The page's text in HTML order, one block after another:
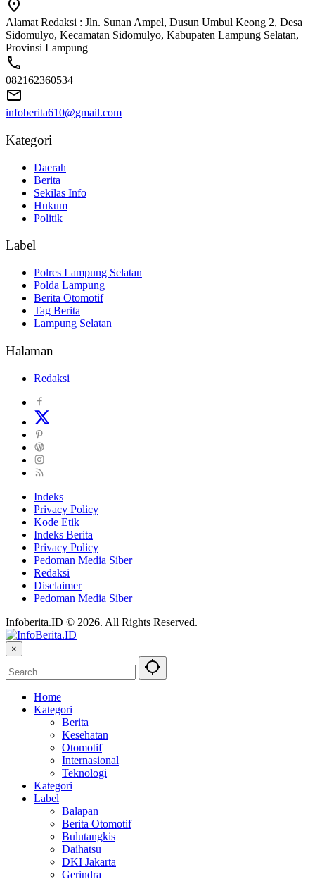
Alamat Redaksi : Jln. Sunan Ampel, Dusun Umbul Keong 2, Desa
Sidomulyo, Kecamatan Sidomulyo, Kabupaten Lampung Selatan,
Provinsi Lampung
082162360534
infoberita610@gmail.com
Kategori
Daerah
Berita
Sekilas Info
Hukum
Politik
Label
Polres Lampung Selatan
Polda Lampung
Berita Otomotif
Tag Berita
Lampung Selatan
Halaman
Redaksi
Indeks
Privacy Policy
Kode Etik
Indeks Berita
Privacy Policy
Pedoman Media Siber
Redaksi
Disclaimer
Pedoman Media Siber
Infoberita.ID © 2026. All Rights Reserved.
×
Home
Kategori
Berita
Kesehatan
Otomotif
Internasional
Teknologi
Kategori
Label
Balapan
Berita Otomotif
Bulutangkis
Daihatsu
DKI Jakarta
Gerindra